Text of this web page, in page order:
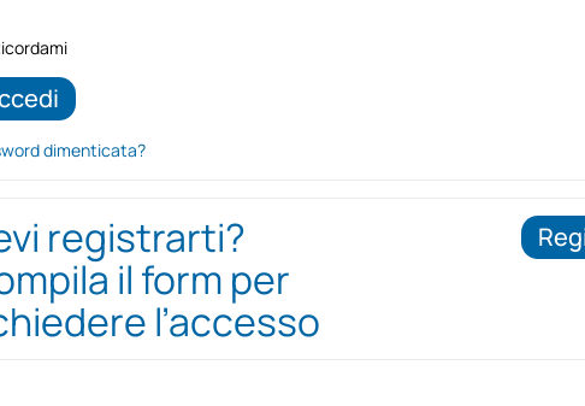
dimenticata?
registrarti?
il form per
l’accesso